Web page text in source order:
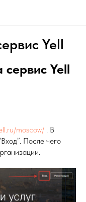
Yell
сервис Yell
moscow/ . В
После чего